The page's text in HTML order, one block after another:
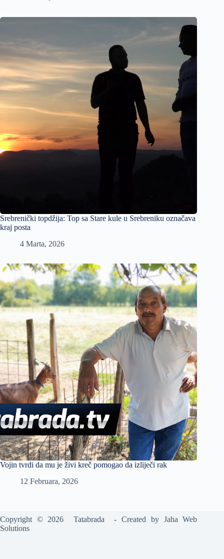
Srebrenički topdžija: Top sa Stare kule u Srebreniku označava
kraj posta
4 Marta, 2026
Vojin tvrdi da mu je živi kreč pomogao da izliječi rak
12 Februara, 2026
Copyright © 2026 Tatabrada - Created by Jaha Web
Solutions